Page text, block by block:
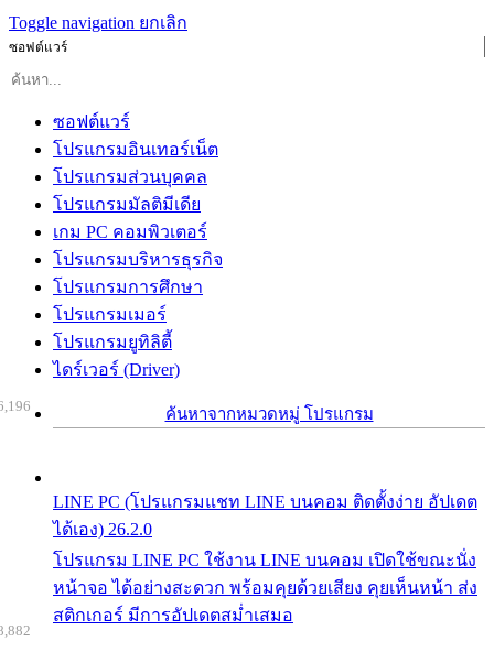
Toggle navigation ยกเลิก
ซอฟต์แวร์
ซอฟต์แวร์
โปรแกรมอินเทอร์เน็ต
โปรแกรมส่วนบุคคล
โปรแกรมมัลติมีเดีย
เกม PC คอมพิวเตอร์
โปรแกรมบริหารธุรกิจ
โปรแกรมการศึกษา
โปรแกรมเมอร์
โปรแกรมยูทิลิตี้
ไดร์เวอร์ (Driver)
ค้นหาจากหมวดหมู่ โปรแกรม
LINE PC (โปรแกรมแชท LINE บนคอม ติดตั้งง่าย อัปเดต
ได้เอง) 26.2.0
โปรแกรม LINE PC ใช้งาน LINE บนคอม เปิดใช้ขณะนั่ง
หน้าจอ ได้อย่างสะดวก พร้อมคุยด้วยเสียง คุยเห็นหน้า ส่ง
สติกเกอร์ มีการอัปเดตสม่ำเสมอ